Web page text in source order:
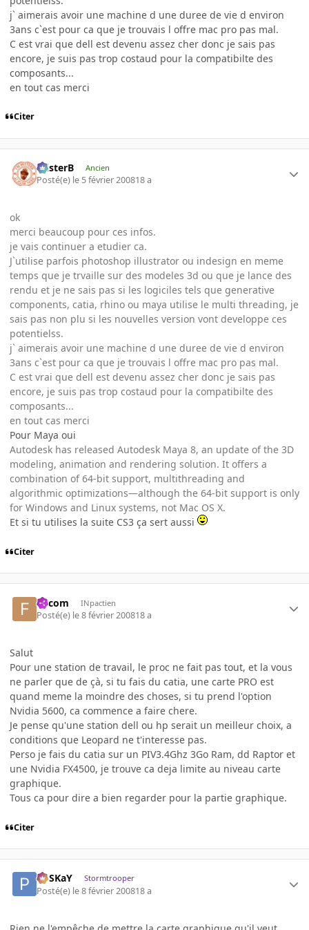
j` aimerais avoir une machine d une duree de vie d environ
3ans c`est pour ca que je trouvais l offre mac pro pas mal.
C est vrai que dell est devenu assez cher donc je sais pas
encore, je suis pas trop costaud pour la compatibilte des
composants...
en tout cas merci
Citer
misterB Ancien
Posté(e) le 5 février 200818 a
ok
merci beaucoup pour ces infos.
je vais continuer a etudier ca.
J`utilise parfois photoshop illustrator ou indesign en meme
temps que je trvaille sur des modeles 3d ou que je lance des
rendu et je ne sais pas si les logiciles tels que generative
components, catia, rhino ou maya utilise le multi threading, je
sais pas non plu si les nouvelles version vont developpe ces
potentielss.
j` aimerais avoir une machine d une duree de vie d environ
3ans c`est pour ca que je trouvais l offre mac pro pas mal.
C est vrai que dell est devenu assez cher donc je sais pas
encore, je suis pas trop costaud pour la compatibilte des
composants...
en tout cas merci
Pour Maya oui
Autodesk has released Autodesk Maya 8, an update of the 3D
modeling, animation and rendering solution. It offers a
combination of 64-bit support, multithreading and
algorithmic optimizations—although the 64-bit support is only
for Windows and Linux systems, not Mac OS X.
Et si tu utilises la suite CS3 ça sert aussi
Citer
falcom INpactien
Posté(e) le 8 février 200818 a
Salut
Pour une station de travail, le proc ne fait pas tout, et la vous
ne parler que de çà, si tu fais du catia, une carte PRO est
quand meme la moindre des choses, si tu prend l'option
Nvidia 5600, ca commence a faire chere.
Je pense qu'une station dell ou hp serait un meilleur choix, a
conditions que Leopard ne t'interesse pas.
Perso je fais du catia sur un PIV3.4Ghz 3Go Ram, dd Raptor et
une Nvidia FX4500, je trouve ca deja limite au niveau carte
graphique.
Tous ca pour dire a bien regarder pour la partie graphique.
Citer
PoSKaY Stormtrooper
Posté(e) le 8 février 200818 a